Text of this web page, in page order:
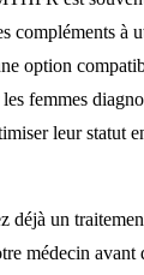
compléments à
option
femmes
leur statut
déjà un
médecin avant